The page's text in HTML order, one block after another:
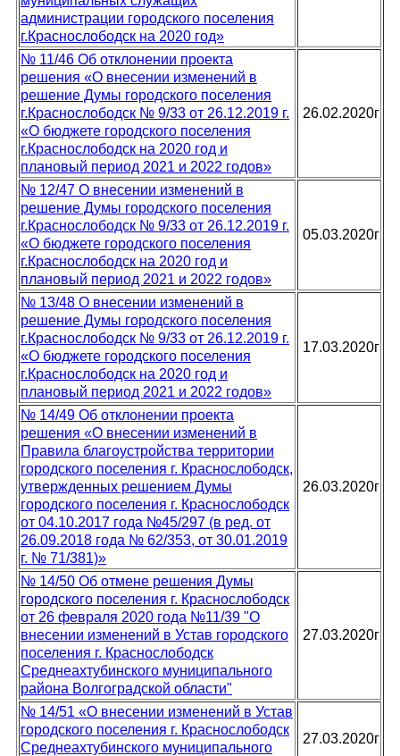
администрации городского поселения
г.Краснослободск на 2020 год»
№ 11/46 Об отклонении проекта
решения «О внесении изменений в
решение Думы городского поселения
г.Краснослободск № 9/33 от 26.12.2019 г.
«О бюджете городского поселения
г.Краснослободск на 2020 год и
плановый период 2021 и 2022 годов»
26.02.2020г
№ 12/47 О внесении изменений в
решение Думы городского поселения
г.Краснослободск № 9/33 от 26.12.2019 г.
«О бюджете городского поселения
г.Краснослободск на 2020 год и
плановый период 2021 и 2022 годов»
05.03.2020г
№ 13/48 О внесении изменений в
решение Думы городского поселения
г.Краснослободск № 9/33 от 26.12.2019 г.
«О бюджете городского поселения
г.Краснослободск на 2020 год и
плановый период 2021 и 2022 годов»
17.03.2020г
№ 14/49 Об отклонении проекта
решения «О внесении изменений в
Правила благоустройства территории
городского поселения г. Краснослободск,
утвержденных решением Думы
городского поселения г. Краснослободск
от 04.10.2017 года №45/297 (в ред. от
26.09.2018 года № 62/353, от 30.01.2019
г. № 71/381)»
26.03.2020г
№ 14/50 Об отмене решения Думы
городского поселения г. Краснослободск
от 26 февраля 2020 года №11/39 "О
внесении изменений в Устав городского
поселения г. Краснослободск
Среднеахтубинского муниципального
района Волгоградской области"
27.03.2020г
№ 14/51 «О внесении изменений в Устав
городского поселения г. Краснослободск
Среднеахтубинского муниципального
27.03.2020г